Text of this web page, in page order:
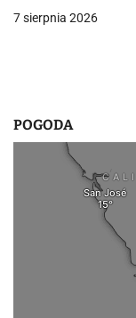
u
7 sierpnia 2026
POGODA